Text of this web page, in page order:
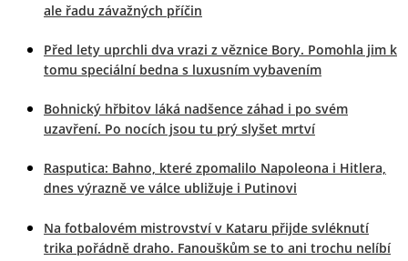
ale řadu závažných příčin
Před lety uprchli dva vrazi z věznice Bory. Pomohla jim k
tomu speciální bedna s luxusním vybavením
Bohnický hřbitov láká nadšence záhad i po svém
uzavření. Po nocích jsou tu prý slyšet mrtví
Rasputica: Bahno, které zpomalilo Napoleona i Hitlera,
dnes výrazně ve válce ubližuje i Putinovi
Na fotbalovém mistrovství v Kataru přijde svléknutí
trika pořádně draho. Fanouškům se to ani trochu nelíbí